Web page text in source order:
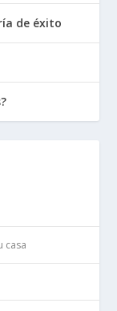
de éxito
casa